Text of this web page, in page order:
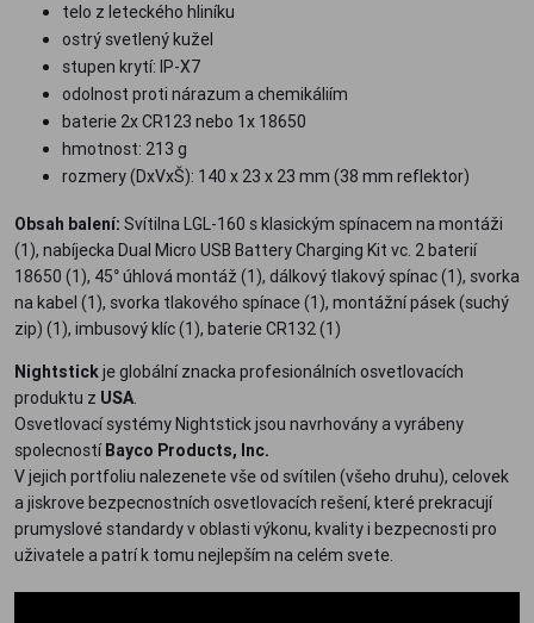
telo z leteckého hliníku
ostrý svetlený kužel
stupen krytí: IP-X7
odolnost proti nárazum a chemikáliím
baterie 2x CR123 nebo 1x 18650
hmotnost: 213 g
rozmery (DxVxŠ): 140 x 23 x 23 mm (38 mm reflektor)
Obsah balení: Svítilna LGL-160 s klasickým spínacem na montáži
(1), nabíjecka Dual Micro USB Battery Charging Kit vc. 2 baterií
18650 (1), 45° úhlová montáž (1), dálkový tlakový spínac (1), svorka
na kabel (1), svorka tlakového spínace (1), montážní pásek (suchý
zip) (1), imbusový klíc (1), baterie CR132 (1)
Nightstickje globální znacka profesionálních osvetlovacích
produktu z USA.
Osvetlovací systémy Nightstick jsou navrhovány a vyrábeny
spolecností Bayco Products, Inc.
V jejich portfoliu nalezenete vše od svítilen (všeho druhu), celovek
a jiskrove bezpecnostních osvetlovacích rešení, které prekracují
prumyslové standardy v oblasti výkonu, kvality i bezpecnosti pro
uživatele a patrí k tomu nejlepším na celém svete.